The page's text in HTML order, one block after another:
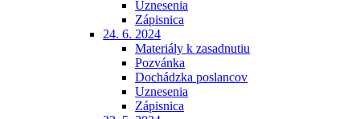
Uznesenia
Zápisnica
24. 6. 2024
Materiály k zasadnutiu
Pozvánka
Dochádzka poslancov
Uznesenia
Zápisnica